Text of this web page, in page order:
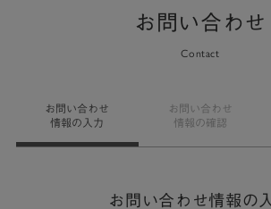
お問い合わせ
Contact
お問い合わせ
情報の入力
お問い合わせ
情報の確認
お問い合わせ情報の